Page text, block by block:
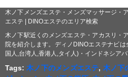
木ノ下メンズエステ・メンズマッサージ・
エステ | DINOエステのエリア検索
木ノ下駅近くのメンズエステ・アカスリ・
院を紹介します。ディノDINOエステナビ
国人,台湾人,香港人,タイ人)・インドネシア
Tags:木ノ下のメンズエステ, 木ノ下